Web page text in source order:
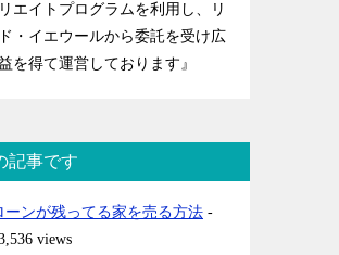
エイトプログラムを利用し、リ
・イエウールから委託を受け広
を得て運営しております』
記事です
ーンが残ってる家を売る方法 -
views